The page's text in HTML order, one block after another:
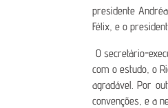
presidente
Félix, e o
O secretário-
com o estudo, o
agradável. Por
convenções, e a